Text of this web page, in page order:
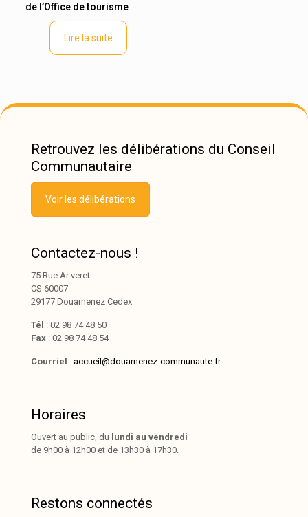
de l’Office de tourisme
Lire la suite
Retrouvez les délibérations du Conseil
Communautaire
Voir les délibérations
Contactez-nous !
75 Rue Ar veret
CS 60007
29177 Douarnenez Cedex
Tél : 02 98 74 48 50
Fax : 02 98 74 48 54
Courriel : accueil@douarnenez-communaute.fr
Horaires
Ouvert au public, du lundi au vendredi
de 9h00 à 12h00 et de 13h30 à 17h30.
Restons connectés